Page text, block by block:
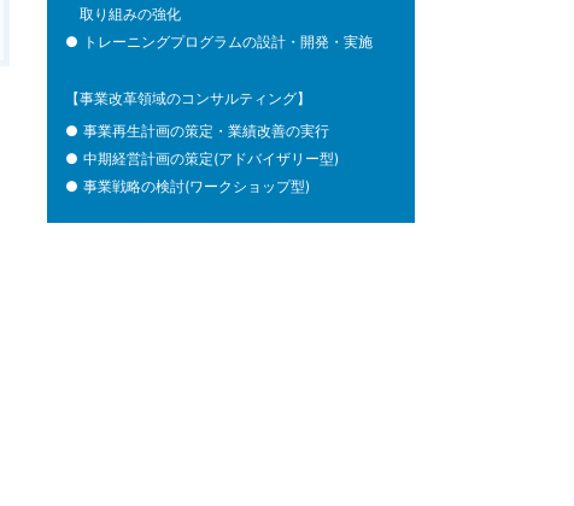
取り組みの強化
● トレーニングプログラムの設計・開発・実施
【事業改革領域のコンサルティング】
● 事業再生計画の策定・業績改善の実行
● 中期経営計画の策定(アドバイザリー型)
● 事業戦略の検討(ワークショップ型)